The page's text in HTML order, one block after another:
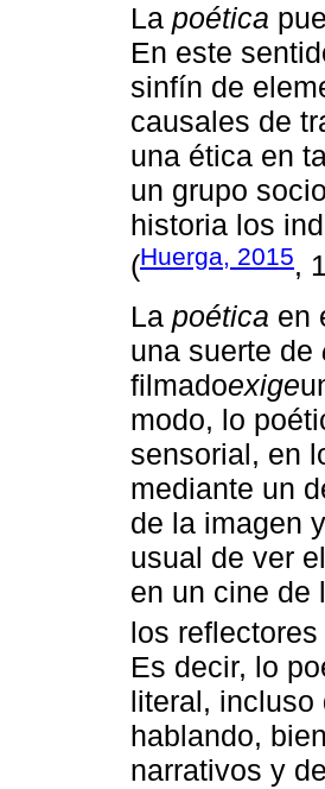
La poética
En este
sinfín de
causales de
una ética en
un grupo
historia los
(Huerga, 2015,
La poética en
una suerte de
filmadoexige
modo, lo
sensorial, en
mediante un
de la imagen
usual de ver
en un cine de
los
Es decir, lo
literal, incluso
hablando,
narrativos y